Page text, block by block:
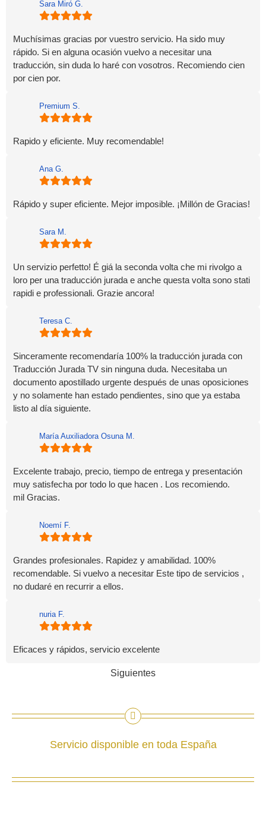
Sara Miró G.
Muchísimas gracias por vuestro servicio. Ha sido muy
rápido. Si en alguna ocasión vuelvo a necesitar una
traducción, sin duda lo haré con vosotros. Recomiendo cien
por cien por.
Premium S.
Rapido y eficiente. Muy recomendable!
Ana G.
Rápido y super eficiente. Mejor imposible. ¡Millón de Gracias!
Sara M.
Un servizio perfetto! É giá la seconda volta che mi rivolgo a
loro per una traducción jurada e anche questa volta sono stati
rapidi e professionali. Grazie ancora!
Teresa C.
Sinceramente recomendaría 100% la traducción jurada con
Traducción Jurada TV sin ninguna duda. Necesitaba un
documento apostillado urgente después de unas oposiciones
y no solamente han estado pendientes, sino que ya estaba
listo al día siguiente.
María Auxiliadora Osuna M.
Excelente trabajo, precio, tiempo de entrega y presentación
muy satisfecha por todo lo que hacen . Los recomiendo.
mil Gracias.
Noemí F.
Grandes profesionales. Rapidez y amabilidad. 100%
recomendable. Si vuelvo a necesitar Este tipo de servicios ,
no dudaré en recurrir a ellos.
nuria F.
Eficaces y rápidos, servicio excelente
Siguientes
Servicio disponible en toda España